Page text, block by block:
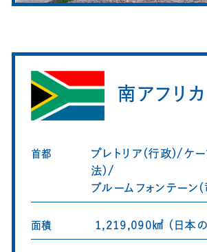
南アフリカ
首都
プレトリア(行政)/ケ
法)/
ブルームフォンテーン
面積 1,219,090㎢ (日本